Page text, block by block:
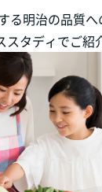
する明治の品質
タディでご紹